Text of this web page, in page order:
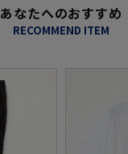
あなたへのおすすめ
RECOMMEND ITEM